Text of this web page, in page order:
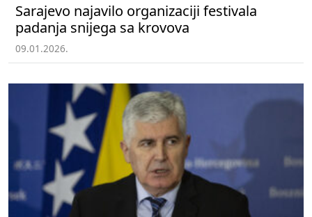
Sarajevo najavilo organizaciji festivala
padanja snijega sa krovova
09.01.2026.